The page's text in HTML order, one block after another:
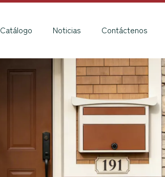
Catálogo Noticias Contáctenos